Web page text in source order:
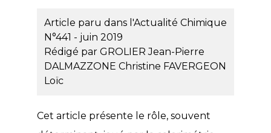
Article paru dans l'Actualité Chimique
N°441 - juin 2019
Rédigé par GROLIER Jean-Pierre
DALMAZZONE Christine FAVERGEON
Loïc
Cet article présente le rôle, souvent